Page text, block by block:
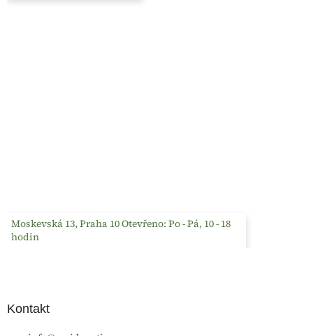
Moskevská 13, Praha 10 Otevřeno: Po - Pá, 10 - 18
hodin
Kontakt